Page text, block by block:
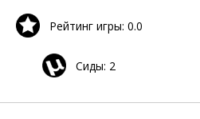
Рейтинг игры: 0.0
Сиды: 2